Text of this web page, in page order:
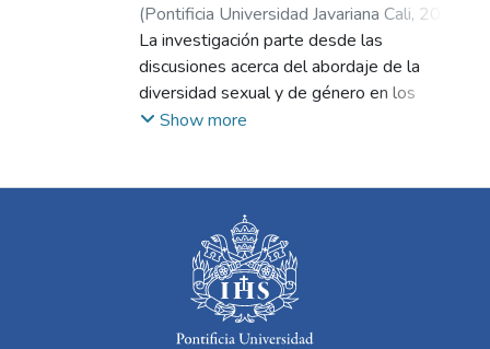
(Pontificia Universidad Javariana Cali, 2023
Ruiz Villota, María Menita;Sevilla Peñuela,
Teresita María
La investigación parte desde las
discusiones acerca del abordaje de la
diversidad sexual y de género en los
programas de EIS a nivel internacional y
En ese sentido, el estudio busco analizar la
manera en que es abordada la diversidad
sexual y de género en el lineamiento sobre
educación sexual difundido por el MEN a la
luz de las Orientaciones técnicas
Show more